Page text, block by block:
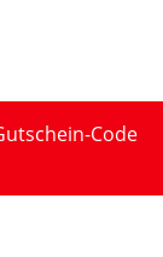
Code